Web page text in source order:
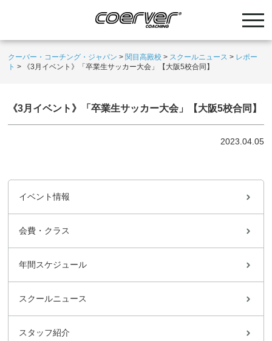
クーバー・コーチング・ジャパン > 関目高殿校 > スクールニュース > レポー
ト > 《3月イベント》「卒業生サッカー大会」【大阪5校合同】
《3月イベント》「卒業生サッカー大会」【大阪5校合同】
2023.04.05
イベント情報
会費・クラス
年間スケジュール
スクールニュース
スタッフ紹介